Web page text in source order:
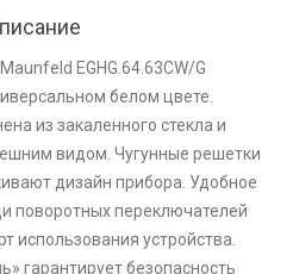
EGHG.64.63CW/G
белом цвете.
из закаленного стекла и
видом. Чугунные решетки
дизайн прибора. Удобное
поворотных переключателей
использования устройства.
гарантирует безопасность